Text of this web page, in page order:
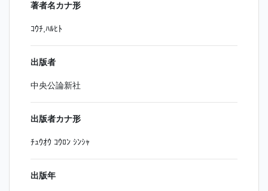
著者名カナ形
ｺｳﾁ,ﾊﾙﾋﾄ
出版者
中央公論新社
出版者カナ形
ﾁｭｳｵｳ ｺｳﾛﾝ ｼﾝｼｬ
出版年